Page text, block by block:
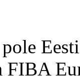
FIBA